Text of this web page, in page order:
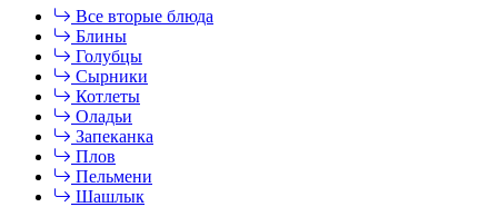
Все вторые блюда
Блины
Голубцы
Сырники
Котлеты
Оладьи
Запеканка
Плов
Пельмени
Шашлык